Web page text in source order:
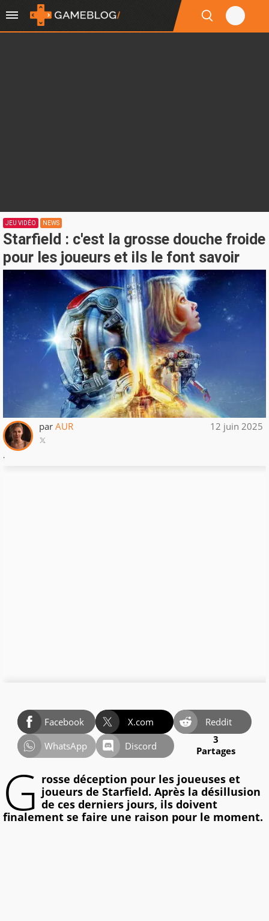
JEU VIDÉO NEWS
Starfield : c'est la grosse douche froide
pour les joueurs et ils le font savoir
par AUR 12 juin 2025
.
Facebook X.com
Reddit
WhatsApp
Discord
3
Partages
G rosse déception pour les joueuses et
joueurs de Starfield. Après la désillusion
de ces derniers jours, ils doivent
finalement se faire une raison pour le moment.